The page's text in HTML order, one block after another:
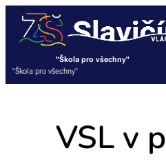
"Škola pro všechny"
"Škola pro všechny"
VSL v